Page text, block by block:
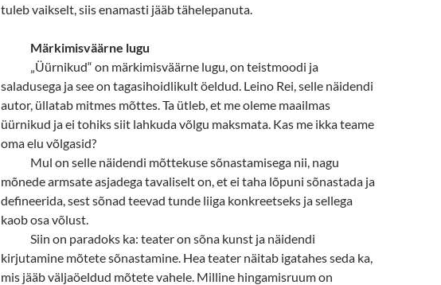
tuleb vaikselt, siis enamasti jääb tähelepanuta.
Märkimisväärne lugu
Üürnikud“ on märkimisväärne lugu, on teistmoodi ja
saladusega ja see on tagasihoidlikult öeldud. Leino Rei, selle näidendi
autor, üllatab mitmes mõttes. Ta ütleb, et me oleme maailmas
üürnikud ja ei tohiks siit lahkuda võlgu maksmata. Kas me ikka teame
oma elu võlgasid?
Mul on selle näidendi mõttekuse sõnastamisega nii, nagu
mõnede armsate asjadega tavaliselt on, et ei taha lõpuni sõnastada ja
defineerida, sest sõnad teevad tunde liiga konkreetseks ja sellega
kaob osa võlust.
Siin on paradoks ka: teater on sõna kunst ja näidendi
kirjutamine mõtete sõnastamine. Hea teater näitab igatahes seda ka,
mis jääb väljaöeldud mõtete vahele. Milline hingamisruum on